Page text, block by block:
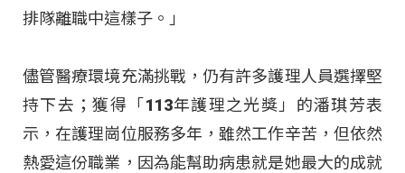
排隊離職中這樣子。」
儘管醫療環境充滿挑戰，仍有許多護理人員選擇堅
持下去；獲得「113年護理之光獎」的潘琪芳表
示，在護理崗位服務多年，雖然工作辛苦，但依然
熱愛這份職業，因為能幫助病患就是她最大的成就